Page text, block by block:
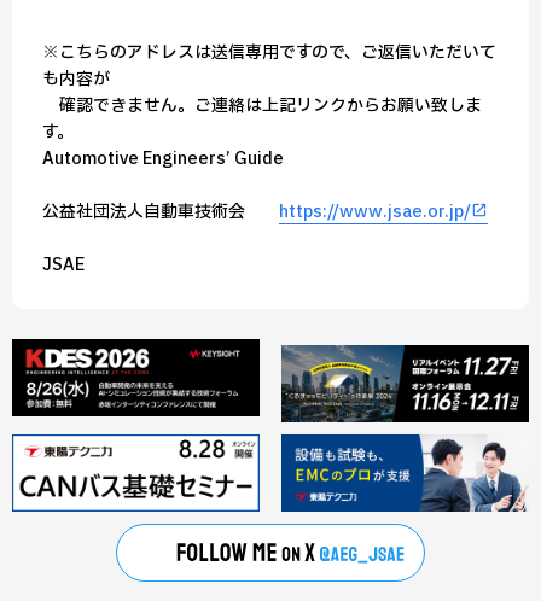
※こちらのアドレスは送信専用ですので、ご返信いただいて
も内容が
確認できません。ご連絡は上記リンクからお願い致しま
す。
━Automotive Engineers’ Guide━━━━━━━━━━━━━━━━━━
公益社団法人自動車技術会 https://www.jsae.or.jp/
━━━━━━━━━━━━━━━━━━━━━━━━━━━━━JSAE━━